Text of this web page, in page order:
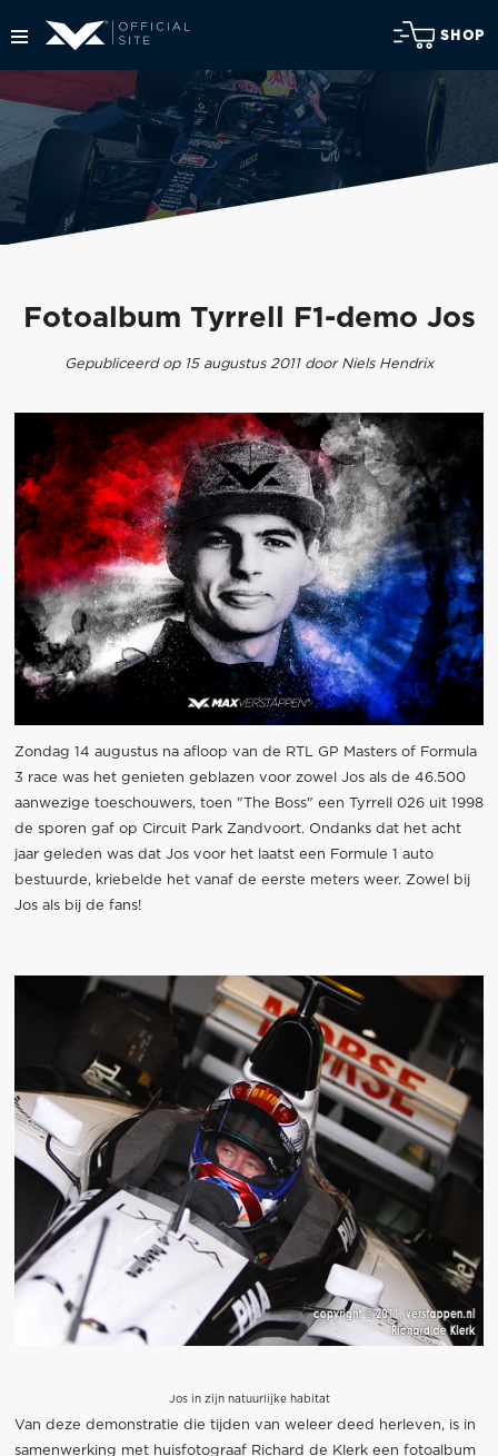
SHOP
Fotoalbum Tyrrell F1-demo Jos
Gepubliceerd op 15 augustus 2011 door Niels Hendrix
Zondag 14 augustus na afloop van de RTL GP Masters of Formula
3 race was het genieten geblazen voor zowel Jos als de 46.500
aanwezige toeschouwers, toen "The Boss" een Tyrrell 026 uit 1998
de sporen gaf op Circuit Park Zandvoort. Ondanks dat het acht
jaar geleden was dat Jos voor het laatst een Formule 1 auto
bestuurde, kriebelde het vanaf de eerste meters weer. Zowel bij
Jos als bij de fans!
Jos in zijn natuurlijke habitat
Van deze demonstratie die tijden van weleer deed herleven, is in
samenwerking met huisfotograaf Richard de Klerk een fotoalbum